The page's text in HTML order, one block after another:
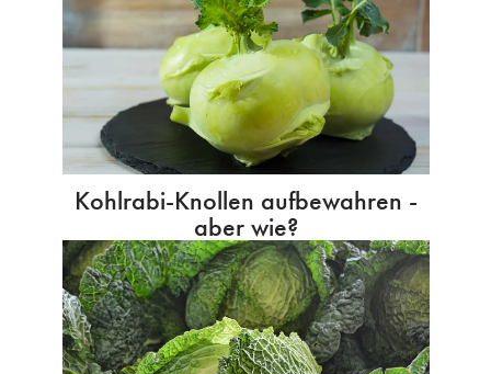
Kohlrabi-Knollen aufbewahren -
aber wie?